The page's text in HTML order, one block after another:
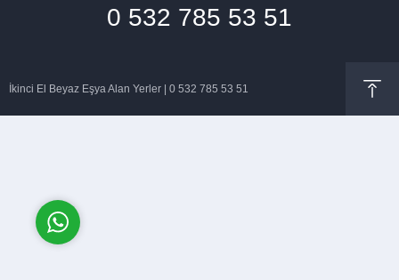
0 532 785 53 51
İkinci El Beyaz Eşya Alan Yerler | 0 532 785 53 51